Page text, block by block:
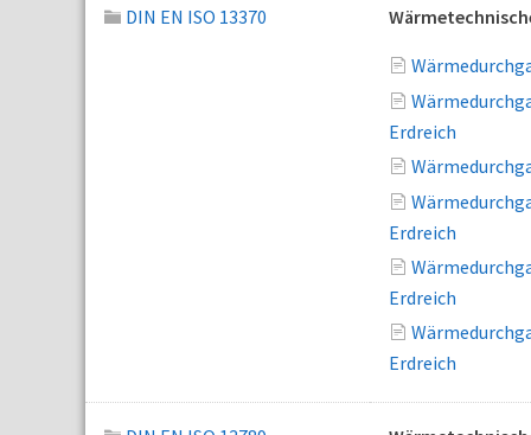
DIN EN ISO 13370
Erdreich
Erdreich
Erdreich
Erdreich